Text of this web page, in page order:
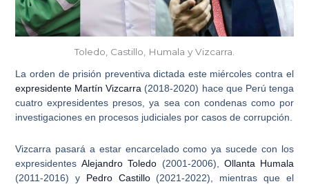
Toledo, Castillo, Humala y Vizcarra.
La orden de prisión preventiva dictada este miércoles contra el
expresidente Martín Vizcarra (2018-2020) hace que Perú tenga
cuatro expresidentes presos , ya sea con condenas como por
investigaciones en procesos judiciales por casos de corrupción.
Vizcarra pasará a estar encarcelado como ya sucede con los
expresidentesAlejandro Toledo (2001-2006), Ollanta Humala
(2011-2016) y Pedro Castillo(2021-2022), mientras que el